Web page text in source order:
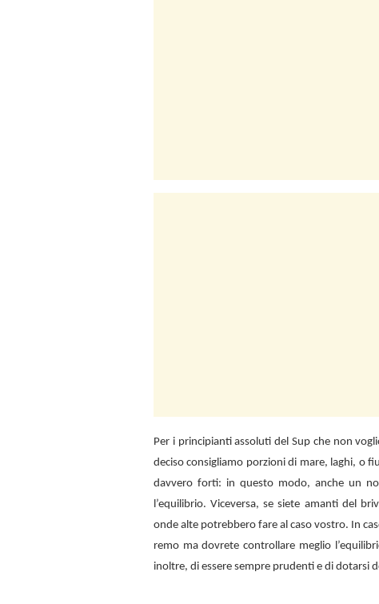
Per i principianti assoluti del Sup che non
deciso consigliamo porzioni di mare, laghi, o
davvero forti: in questo modo, anche un
l’equilibrio. Viceversa, se siete amanti del
onde alte potrebbero fare al caso vostro. In
remo ma dovrete controllare meglio
inoltre, di essere sempre prudenti e di dotarsi